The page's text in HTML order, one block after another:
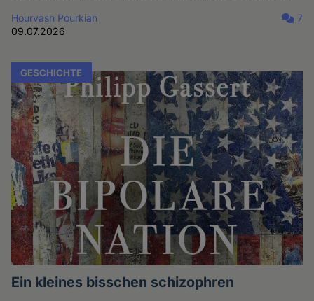
Hourvash Pourkian
09.07.2026
7
GESCHICHTE
Ein kleines bisschen schizophren